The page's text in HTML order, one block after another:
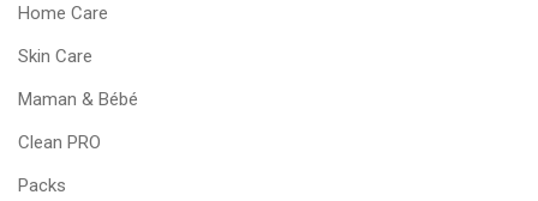
Home Care
Skin Care
Maman & Bébé
Clean PRO
Packs